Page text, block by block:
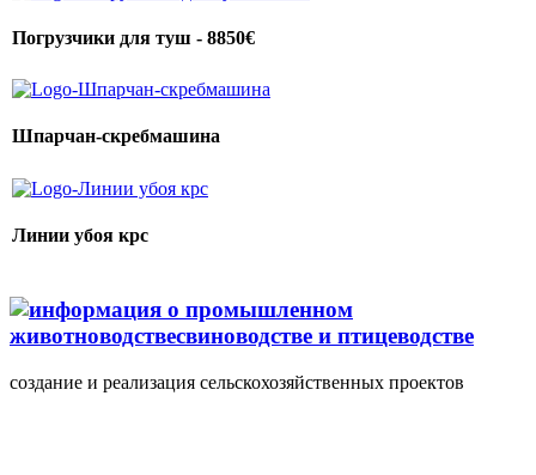
Погрузчики для туш - 8850€
Шпарчан-скребмашина
Линии убоя крс
создание и реализация сельскохозяйственных проектов